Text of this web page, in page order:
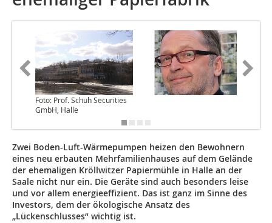
Foto: Prof. Schuh Securities
GmbH, Halle
Zwei Boden-Luft-Wärmepumpen heizen den Bewohnern
eines neu erbauten Mehrfamilienhauses auf dem Gelände
der ehemaligen Kröllwitzer Papiermühle in Halle an der
Saale nicht nur ein. Die Geräte sind auch besonders leise
und vor allem energieeffizient. Das ist ganz im Sinne des
Investors, dem der ökologische Ansatz des
„Lückenschlusses“ wichtig ist.